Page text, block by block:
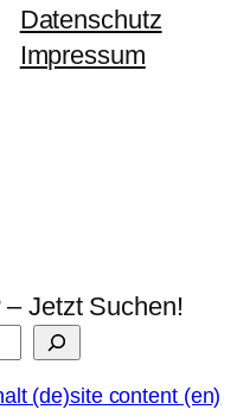
Datenschutz
Impressum
Jetzt Suchen!
(de)site content (en)